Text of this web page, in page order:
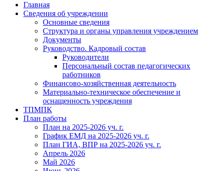
Главная
Сведения об учреждении
Основные сведения
Структура и органы управления учреждением
Документы
Руководство. Кадровый состав
Руководители
Персональный состав педагогических
работников
Финансово-хозяйственная деятельность
Материально-техническое обеспечение и
оснащенность учреждения
ТПМПК
План работы
План на 2025-2026 уч. г.
График ЕМД на 2025-2026 уч. г.
План ГИА, ВПР на 2025-2026 уч. г.
Апрель 2026
Май 2026